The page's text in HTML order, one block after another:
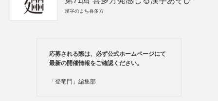
漢字のまち喜多方
応募される際は、必ず公式ホームページにて
最新の開催情報をご確認ください。
「登竜門」編集部